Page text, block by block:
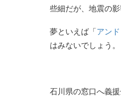
些細だが、地震の影
夢といえば「 アン
はみないでしょう。
石川県の窓口へ義援